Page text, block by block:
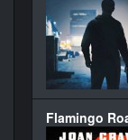
Flamingo